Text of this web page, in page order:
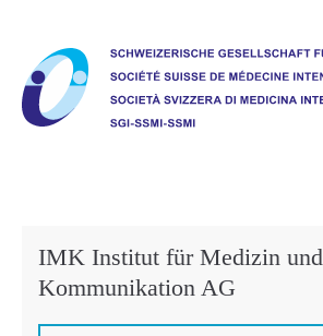
IMK Institut für Medizin und
Kommunikation AG